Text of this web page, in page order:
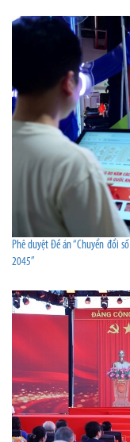
Phê duyệt Đề án “Chuyển đổi
2045”